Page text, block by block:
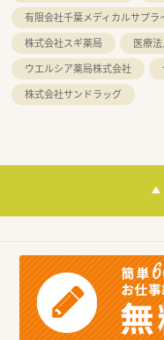
有限会社千葉メディカルサプラ
株式会社スギ薬局
医療
ウエルシア薬局株式会社
株式会社サンドラッグ